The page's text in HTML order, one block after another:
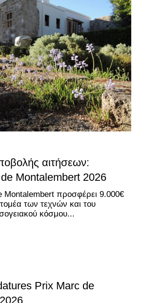
αιτήσεων:
Montalembert 2026
Montalembert προσφέρει 9.000€
των τεχνών και του
κόσμου...
Prix Marc de